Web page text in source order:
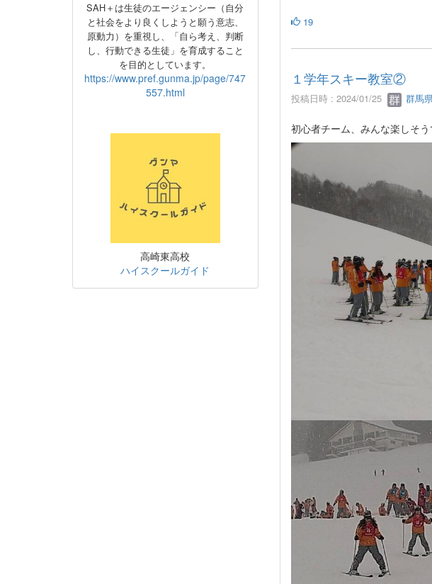
19
１学年スキー教室②
投稿日時 : 2024/01/25 群馬
初心者チーム、みんな楽しそう
SAH＋は生徒のエージェンシー（自分
と社会をより良くしようと願う意志、
原動力） を重視し、
「自ら考え、判断
し、行動できる生徒」を育成すること
を目的としています。
https://www.pref.gunma.jp/page/747
557.html
高崎東高校
ハイスクールガイド